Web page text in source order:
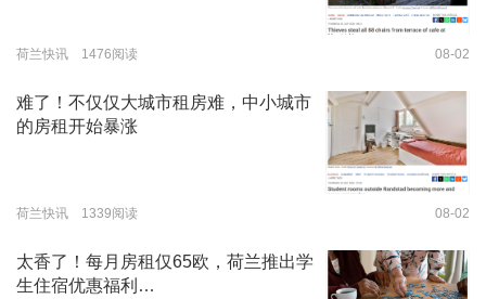
荷兰快讯 1476阅读 08-02
难了！不仅仅大城市租房难，中小城市
的房租开始暴涨
荷兰快讯 1339阅读 08-02
太香了！每月房租仅65欧，荷兰推出学
生住宿优惠福利…